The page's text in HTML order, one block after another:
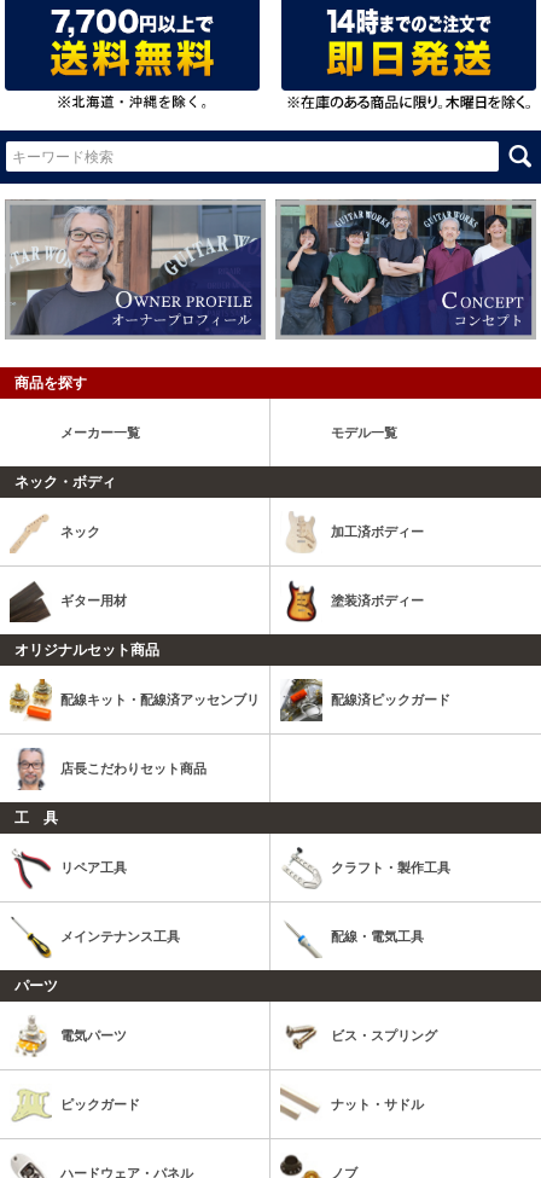
商品を探す
メーカー一覧 モデル一覧
ネック・ボディ
ネック 加工済ボディー
ギター用材 塗装済ボディー
オリジナルセット商品
配線キット・配線済アッセンブリ 配線済ピックガード
店長こだわりセット商品
工 具
リペア工具 クラフト・製作工具
メインテナンス工具 配線・電気工具
パーツ
電気パーツ ビス・スプリング
ピックガード ナット・サドル
ハードウェア・パネル ノブ